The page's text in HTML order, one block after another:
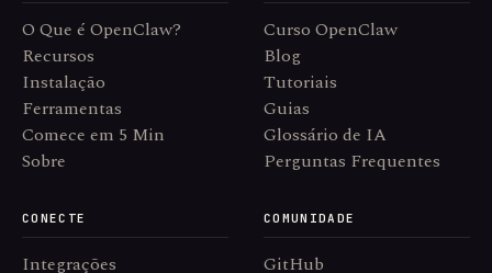
O Que é OpenClaw?
Recursos
Instalação
Ferramentas
Comece em 5 Min
Sobre
Curso OpenClaw
Blog
Tutoriais
Guias
Glossário de IA
Perguntas Frequentes
CONECTE
Integrações
COMUNIDADE
GitHub